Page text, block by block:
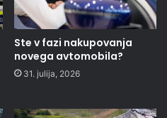
Ste v fazi nakupovanja
novega avtomobila?
31. julija, 2026